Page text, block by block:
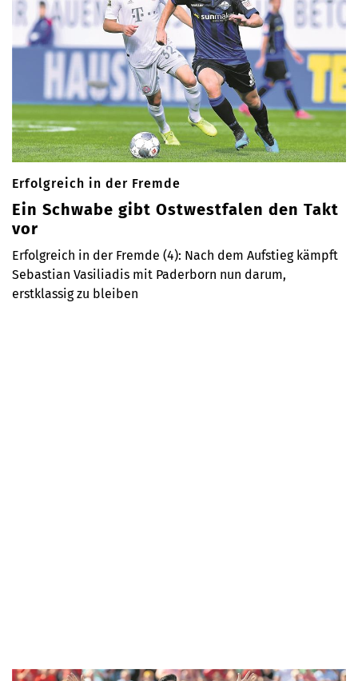
Erfolgreich in der Fremde
Ein Schwabe gibt Ostwestfalen den Takt
vor
Erfolgreich in der Fremde (4): Nach dem Aufstieg kämpft
Sebastian Vasiliadis mit Paderborn nun darum,
erstklassig zu bleiben